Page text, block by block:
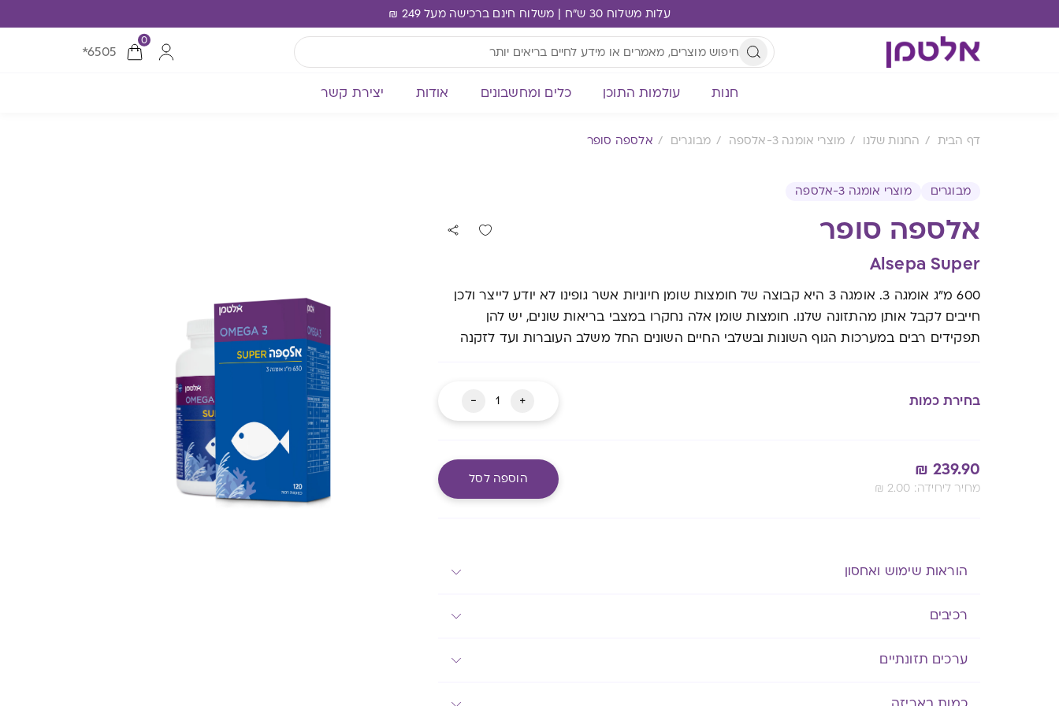
עלות משלוח 30 ש"ח | משלוח חינם ברכישה מעל 249 ₪
0
*6505
חנות עולמות התוכן כלים ומחשבונים אודות יצירת קשר
דף הבית החנות שלנו מוצרי אומגה 3-אלספה מבוגרים אלספה סופר
מבוגרים מוצרי אומגה 3-אלספה
אלספה סופר
Alsepa Super
600 מ"ג אומגה 3. אומגה 3 היא קבוצה של חומצות שומן חיוניות אשר גופינו לא יודע לייצר ולכן
חייבים לקבל אותן מהתזונה שלנו. חומצות שומן אלה נחקרו במצבי בריאות שונים, יש להן
תפקידים רבים במערכות הגוף השונות ובשלבי החיים השונים החל משלב העוברות ועד לזקנה
בחירת כמות +
כמות
של
סופר
-
₪ 239.90
₪ 2.00 :מחיר ליחידה
הוספה לסל
הוראות שימוש ואחסון
רכיבים
ערכים תזונתיים